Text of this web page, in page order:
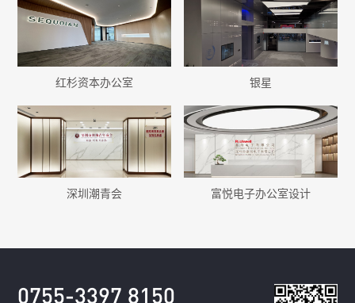
红杉资本办公室 银星
深圳潮青会 富悦电子办公室设计
0755-3397 8150